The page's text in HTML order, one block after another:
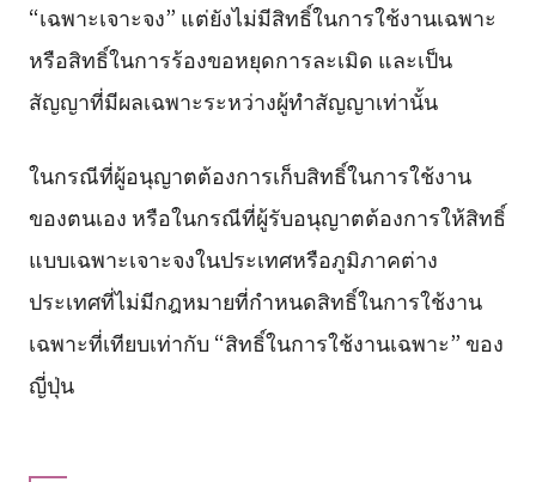
“เฉพาะเจาะจง” แต่ยังไม่มีสิทธิ์ในการใช้งานเฉพาะ
หรือสิทธิ์ในการร้องขอหยุดการละเมิด และเป็น
สัญญาที่มีผลเฉพาะระหว่างผู้ทำสัญญาเท่านั้น
ในกรณีที่ผู้อนุญาตต้องการเก็บสิทธิ์ในการใช้งาน
ของตนเอง หรือในกรณีที่ผู้รับอนุญาตต้องการให้สิทธิ์
แบบเฉพาะเจาะจงในประเทศหรือภูมิภาคต่าง
ประเทศที่ไม่มีกฎหมายที่กำหนดสิทธิ์ในการใช้งาน
เฉพาะที่เทียบเท่ากับ “สิทธิ์ในการใช้งานเฉพาะ” ของ
ญี่ปุ่น